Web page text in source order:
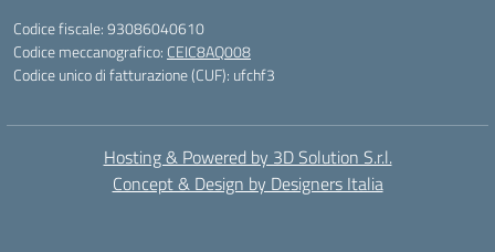
Codice fiscale: 93086040610
Codice meccanografico: CEIC8AQ008
Codice unico di fatturazione (CUF): ufchf3
Hosting & Powered by 3D Solution S.r.l.
Concept & Design by Designers Italia